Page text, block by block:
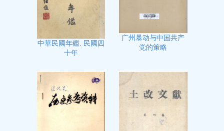
中華民國年鑑. 民國四
十年
广州暴动与中国共产
党的策略